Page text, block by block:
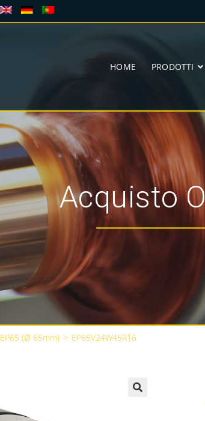
HOME PRODOTTI
Acquisto
EP65 (Ø 65mm) > EP65V24W45R16